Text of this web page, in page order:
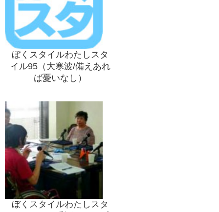
ぼくスタイルわたしスタ
イル95（大寒波/備えあれ
ば憂いなし）
ぼくスタイルわたしスタ